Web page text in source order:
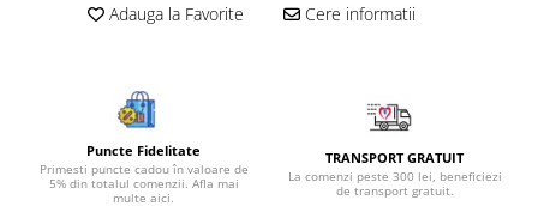
Bijuterii spinel
Bijuterii topaz
Bijuterii turcoaz
Bijuterii turmaline
Bijuterii morganit
Adauga la Favorite Cere informatii
Puncte Fidelitate
Primesti puncte cadou în valoare de
5% din totalul comenzii. Afla mai
multe aici.
TRANSPORT GRATUIT
La comenzi peste 300 lei, beneficiezi
de transport gratuit.